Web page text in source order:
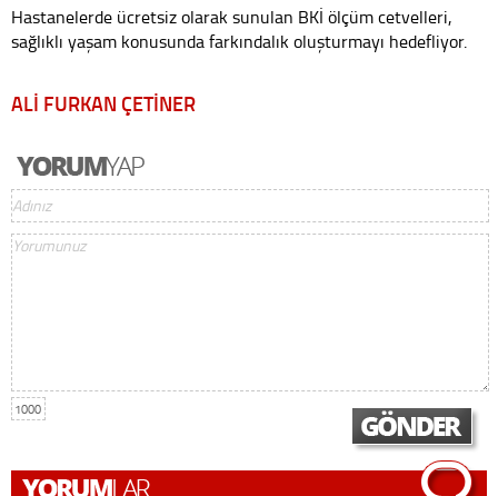
Hastanelerde ücretsiz olarak sunulan BKİ ölçüm cetvelleri,
sağlıklı yaşam konusunda farkındalık oluşturmayı hedefliyor.
ALİ FURKAN ÇETİNER
1000